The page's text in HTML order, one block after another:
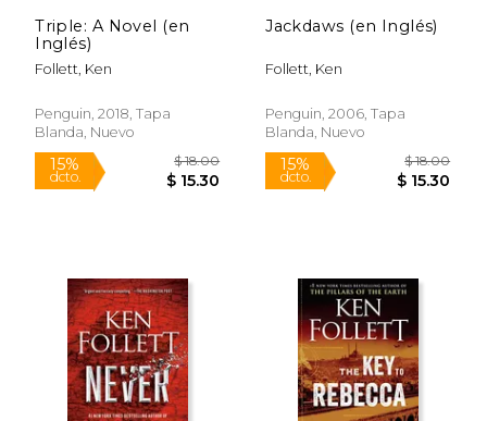
Triple: A Novel (en
Inglés)
Follett, Ken
Penguin, 2018, Tapa
Blanda, Nuevo
Jackdaws (en Inglés)
Follett, Ken
Penguin, 2006, Tapa
Blanda, Nuevo